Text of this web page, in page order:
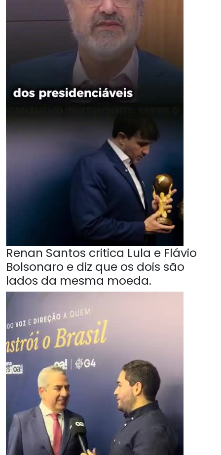
Renan Santos critica Lula e Flávio
Bolsonaro e diz que os dois são
lados da mesma moeda.